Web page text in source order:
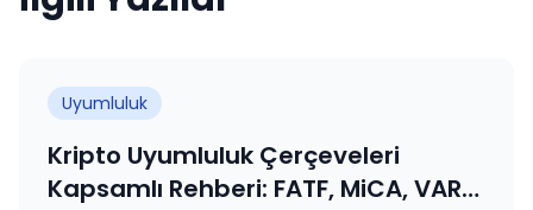
Uyumluluk
Kripto Uyumluluk Çerçeveleri
Kapsamlı Rehberi: FATF, MiCA, VARA,